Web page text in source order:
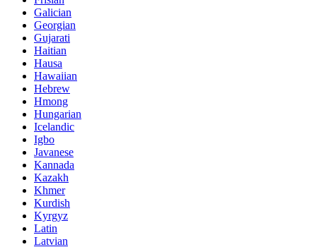
Galician
Georgian
Gujarati
Haitian
Hausa
Hawaiian
Hebrew
Hmong
Hungarian
Icelandic
Igbo
Javanese
Kannada
Kazakh
Khmer
Kurdish
Kyrgyz
Latin
Latvian